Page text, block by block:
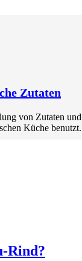
Zutaten
von Zutaten
Küche benutzt.
Rind?